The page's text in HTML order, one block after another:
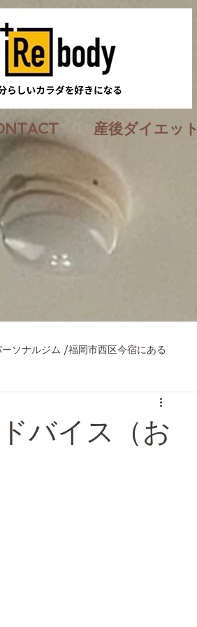
産後ダイエット
ーソナルジム /福岡市西区今宿にある
バイス（お